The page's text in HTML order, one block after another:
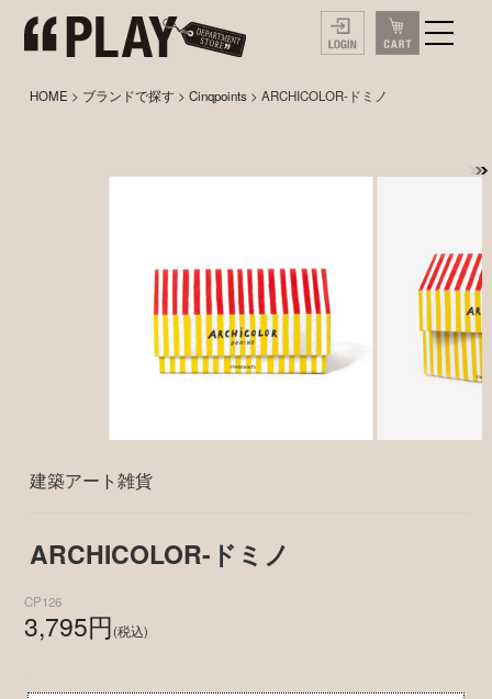
HOME > ブランドで探す >Cinqpoints > ARCHICOLOR-ドミノ
建築アート雑貨
ARCHICOLOR-ドミノ
CP126
3,795円(税込)